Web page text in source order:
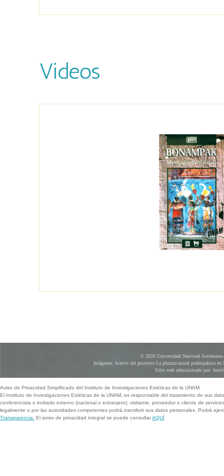
© 2026 Universidad Nacional Autónoma
Imágenes: Acervo del proyecto La pintura mural prehispánica
Sitio web administrado por:
Aviso de Privacidad Simplificado del Instituto de Investigaciones Estéticas de la UNAM
El Instituto de Investigaciones Estéticas de la UNAM, es responsable del tratamiento de sus
conferencista o invitado externo (nacional o extranjero), visitante, proveedor o cliente de
legalmente o por las autoridades competentes podrá transferir sus datos personales. Podrá
Transparencia.
El aviso de privacidad integral se puede consultarAQUÍ